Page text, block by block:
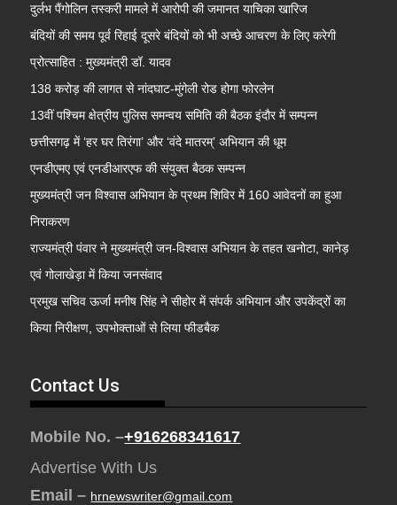
दुर्लभ पैंगोलिन तस्करी मामले में आरोपी की जमानत याचिका खारिज
बंदियों की समय पूर्व रिहाई दूसरे बंदियों को भी अच्छे आचरण के लिए करेगी
प्रोत्साहित : मुख्यमंत्री डॉ. यादव
138 करोड़ की लागत से नांदघाट-मुंगेली रोड होगा फोरलेन
13वीं पश्चिम क्षेत्रीय पुलिस समन्वय समिति की बैठक इंदौर में सम्पन्न
छत्तीसगढ़ में ‘हर घर तिरंगा’ और ‘वंदे मातरम्’ अभियान की धूम
एनडीएमए एवं एनडीआरएफ की संयुक्त बैठक सम्पन्न
मुख्यमंत्री जन विश्वास अभियान के प्रथम शिविर में 160 आवेदनों का हुआ
निराकरण
राज्यमंत्री पंवार ने मुख्यमंत्री जन-विश्वास अभियान के तहत खनोटा, कानेड़
एवं गोलाखेड़ा में किया जनसंवाद
प्रमुख सचिव ऊर्जा मनीष सिंह ने सीहोर में संपर्क अभियान और उपकेंद्रों का
किया निरीक्षण, उपभोक्ताओं से लिया फीडबैक
Contact Us
Mobile No. –+916268341617
Advertise With Us
Email – hrnewswriter@gmail.com